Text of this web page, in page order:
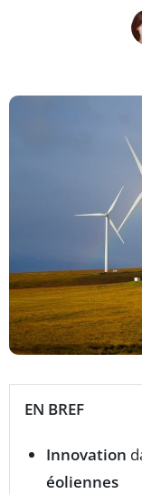
EN BREF
Innovation
éoliennes